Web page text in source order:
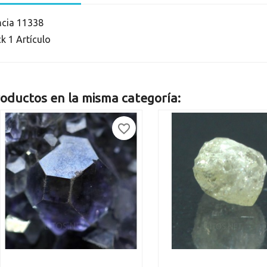
11338
1 Artículo
en la misma categoría:
favorite_border